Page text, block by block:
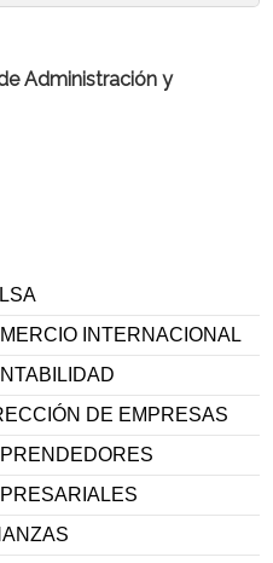
Administración y
INTERNACIONAL
DE EMPRESAS